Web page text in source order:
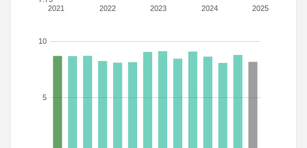
2021 2022 2023 2024 2025
5
10